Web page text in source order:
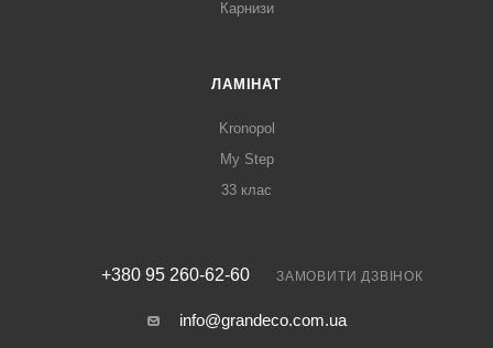
Карнизи
ЛАМІНАТ
Kronopol
My Step
33 клас
+380 95 260-62-60 ЗАМОВИТИ ДЗВІНОК
info@grandeco.com.ua